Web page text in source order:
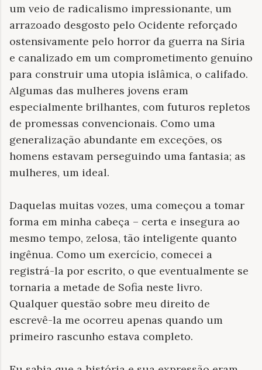
um veio de radicalismo impressionante, um
arrazoado desgosto pelo Ocidente reforçado
ostensivamente pelo horror da guerra na Síria
e canalizado em um comprometimento genuíno
para construir uma utopia islâmica, o califado.
Algumas das mulheres jovens eram
especialmente brilhantes, com futuros repletos
de promessas convencionais. Como uma
generalização abundante em exceções, os
homens estavam perseguindo uma fantasia; as
mulheres, um ideal.
Daquelas muitas vozes, uma começou a tomar
forma em minha cabeça – certa e insegura ao
mesmo tempo, zelosa, tão inteligente quanto
ingênua. Como um exercício, comecei a
registrá-la por escrito, o que eventualmente se
tornaria a metade de Sofia neste livro.
Qualquer questão sobre meu direito de
escrevê-la me ocorreu apenas quando um
primeiro rascunho estava completo.